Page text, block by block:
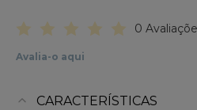
0
Avalia-o aqui
CARACTERÍSTICAS